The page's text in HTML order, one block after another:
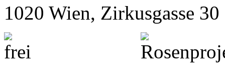
1020 Wien, Zirkusgasse 30